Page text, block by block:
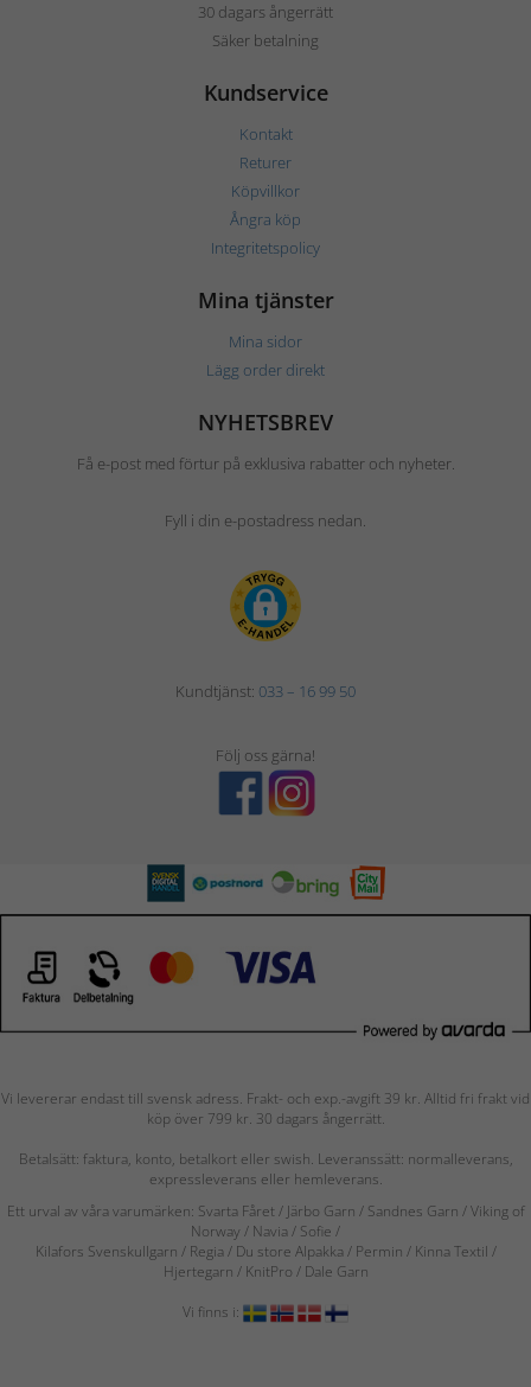
30 dagars ångerrätt
Säker betalning
Kundservice
Kontakt
Returer
Köpvillkor
Ångra köp
Integritetspolicy
Mina tjänster
Mina sidor
Lägg order direkt
NYHETSBREV
Få e-post med förtur på exklusiva rabatter och nyheter.
Fyll i din e-postadress nedan.
Kundtjänst: 033 – 16 99 50
Följ oss gärna!
Vi levererar endast till svensk adress. Frakt- och exp.-avgift 39 kr. Alltid fri frakt vid
köp över 799 kr. 30 dagars ångerrätt.
Betalsätt: faktura, konto, betalkort eller swish. Leveranssätt: normalleverans,
expressleverans eller hemleverans.
Ett urval av våra varumärken: Svarta Fåret / Järbo Garn / Sandnes Garn / Viking of
Norway / Navia/ Sofie /
Kilafors Svenskullgarn / Regia / Du store Alpakka / Permin / Kinna Textil /
Hjertegarn / KnitPro / Dale Garn
Vi finns i: